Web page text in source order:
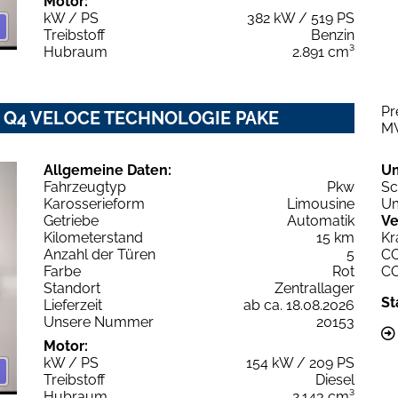
kW / PS
382 kW / 519 PS
Treibstoff
Benzin
Hubraum
2.891 cm³
VELOCE TECHNOLOGIE PAKE
Allgemeine Daten:
Fahrzeugtyp
Pkw
Karosserieform
Limousine
Getriebe
Automatik
Kilometerstand
15 km
Anzahl der Türen
5
Farbe
Rot
Standort
Zentrallager
Lieferzeit
ab ca. 18.08.2026
Unsere Nummer
20153
Motor:
kW / PS
154 kW / 209 PS
Treibstoff
Diesel